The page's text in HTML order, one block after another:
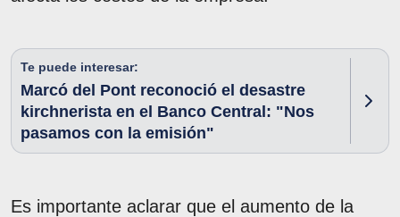
Te puede interesar:
Marcó del Pont reconoció el desastre
kirchnerista en el Banco Central: "Nos
pasamos con la emisión"
Es importante aclarar que el aumento de la